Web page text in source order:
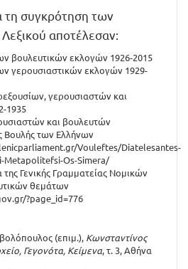
τη συγκρότηση των
αποτέλεσαν:
βουλευτικών εκλογών 1926-2015
γερουσιαστικών εκλογών 1929-
γερουσιαστών και
1935
και βουλευτών
Βουλής των Ελλήνων
Vouleftes/Diatelesantes-
Metapolitefsi-Os-Simera/
της Γενικής Γραμματείας Νομικών
θεμάτων
?page_id=776
(επιμ.), Κωνσταντίνος
Γεγονότα, Κείμενα, τ. 3, Αθήνα